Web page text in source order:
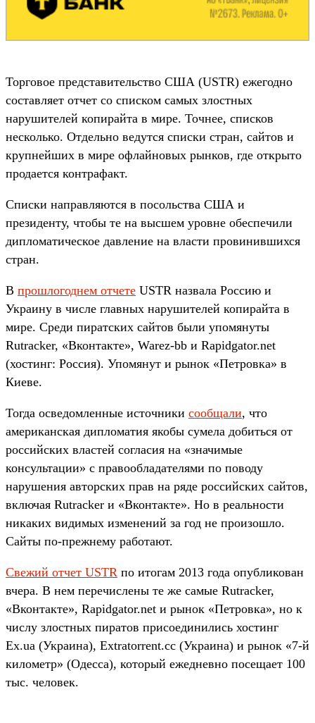
Торговое представительство США (USTR) ежегодно
составляет отчет со списком самых злостных
нарушителей копирайта в мире. Точнее, списков
несколько. Отдельно ведутся списки стран, сайтов и
крупнейших в мире офлайновых рынков, где открыто
продается контрафакт.
Списки направляются в посольства США и
президенту, чтобы те на высшем уровне обеспечили
дипломатическое давление на власти провинившихся
стран.
В прошлогоднем отчете USTR назвала Россию и
Украину в числе главных нарушителей копирайта в
мире. Среди пиратских сайтов были упомянуты
Rutracker, «Вконтакте», Warez-bb и Rapidgator.net
(хостинг: Россия). Упомянут и рынок «Петровка» в
Киеве.
Тогда осведомленные источники сообщали, что
американская дипломатия якобы сумела добиться от
российских властей согласия на «значимые
консультации» с правообладателями по поводу
нарушения авторских прав на ряде российских сайтов,
включая Rutracker и «Вконтакте». Но в реальности
никаких видимых изменений за год не произошло.
Сайты по-прежнему работают.
Свежий отчет USTR по итогам 2013 года опубликован
вчера. В нем перечислены те же самые Rutracker,
«Вконтакте», Rapidgator.net и рынок «Петровка», но к
числу злостных пиратов присоединились хостинг
Ex.ua (Украина), Extratorrent.cc (Украина) и рынок «7-й
километр» (Одесса), который ежедневно посещает 100
тыс. человек.